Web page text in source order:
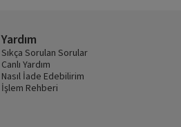
Yardım
Sıkça Sorulan Sorular
Canlı Yardım
Nasıl İade Edebilirim
İşlem Rehberi